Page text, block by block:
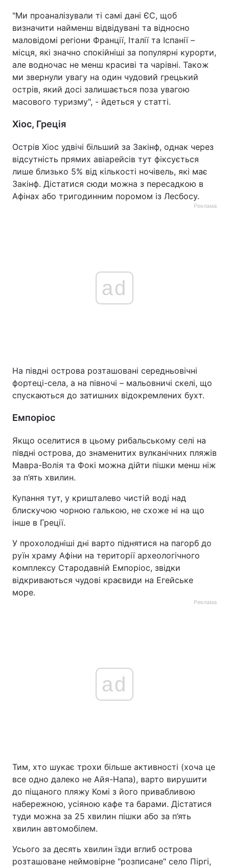
"Ми проаналізували ті самі дані ЄС, щоб
визначити найменш відвідувані та відносно
маловідомі регіони Франції, Італії та Іспанії –
місця, які значно спокійніші за популярні курорти,
але водночас не менш красиві та чарівні. Також
ми звернули увагу на один чудовий грецький
острів, який досі залишається поза увагою
масового туризму", - йдеться у статті.
Хіос, Греція
Острів Хіос удвічі більший за Закінф, однак через
відсутність прямих авіарейсів тут фіксується
лише близько 5% від кількості ночівель, які має
Закінф. Дістатися сюди можна з пересадкою в
Афінах або тригодинним поромом із Лесбосу.
Реклама
ad
На півдні острова розташовані середньовічні
фортеці-села, а на півночі – мальовничі скелі, що
спускаються до затишних відокремлених бухт.
Емпоріос
Якщо оселитися в цьому рибальському селі на
півдні острова, до знаменитих вулканічних пляжів
Мавра-Волія та Фокі можна дійти пішки менш ніж
за п’ять хвилин.
Купання тут, у кришталево чистій воді над
блискучою чорною галькою, не схоже ні на що
інше в Греції.
У прохолодніші дні варто піднятися на пагорб до
руїн храму Афіни на території археологічного
комплексу Стародавній Емпоріос, звідки
відкриваються чудові краєвиди на Егейське
море.
Реклама
ad
Тим, хто шукає трохи більше активності (хоча це
все одно далеко не Айя-Напа), варто вирушити
до піщаного пляжу Комі з його привабливою
набережною, усіяною кафе та барами. Дістатися
туди можна за 25 хвилин пішки або за п’ять
хвилин автомобілем.
Усього за десять хвилин їзди вглиб острова
розташоване неймовірне "розписане" село Піргі,